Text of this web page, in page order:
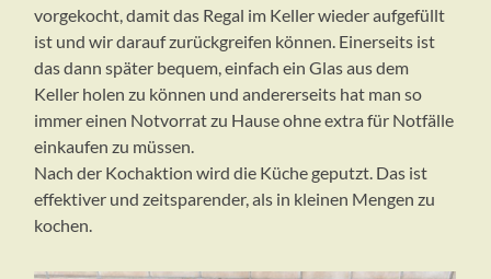
vorgekocht, damit das Regal im Keller wieder aufgefüllt
ist und wir darauf zurückgreifen können. Einerseits ist
das dann später bequem, einfach ein Glas aus dem
Keller holen zu können und andererseits hat man so
immer einen Notvorrat zu Hause ohne extra für Notfälle
einkaufen zu müssen.
Nach der Kochaktion wird die Küche geputzt. Das ist
effektiver und zeitsparender, als in kleinen Mengen zu
kochen.